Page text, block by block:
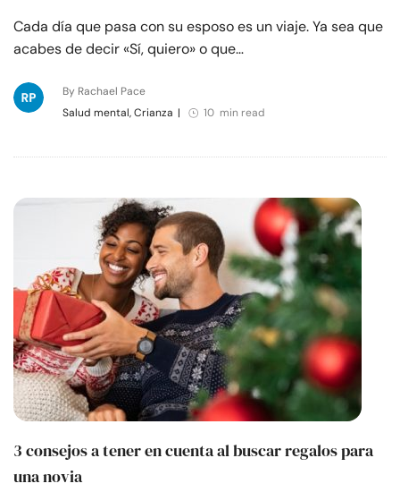
Cada día que pasa con su esposo es un viaje. Ya sea que
acabes de decir «Sí, quiero» o que…
By Rachael Pace
Salud mental, Crianza | 10 min read
3 consejos a tener en cuenta al buscar regalos para
una novia